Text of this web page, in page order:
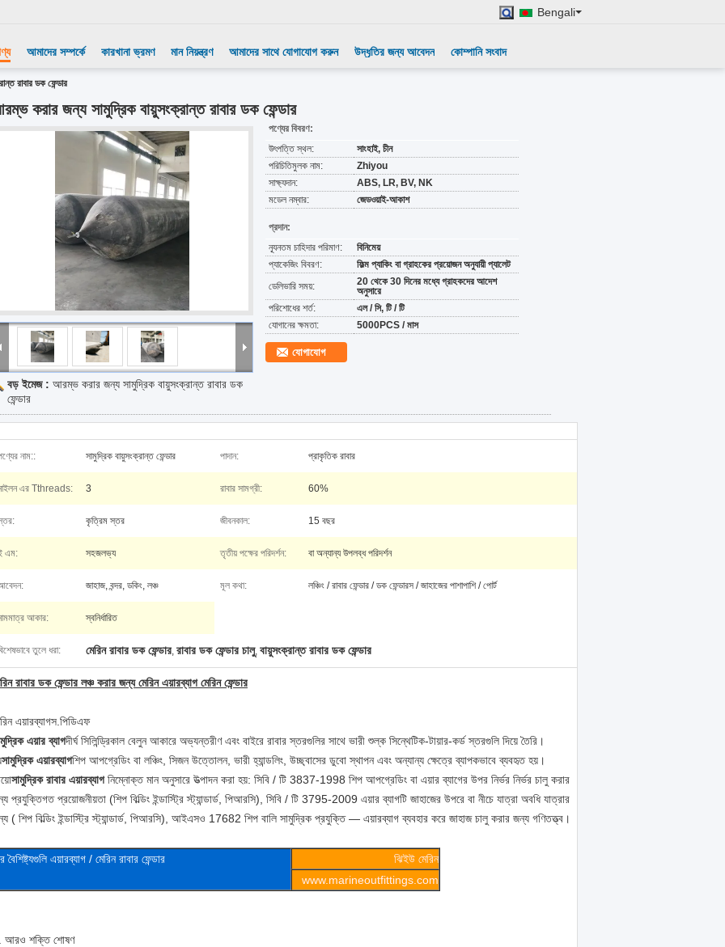
Bengali
আমাদের সম্পর্কে কারখানা ভ্রমণ মান নিয়ন্ত্রণ আমাদের সাথে যোগাযোগ করুন উদ্ধৃতির জন্য আবেদন কোম্পানি সংবাদ
রাবার ডক ফেন্ডার
করার জন্য সামুদ্রিক বায়ুসংক্রান্ত রাবার ডক ফেন্ডার
বড় ইমেজ : আরম্ভ করার জন্য সামুদ্রিক বায়ুসংক্রান্ত রাবার ডক
ফেন্ডার
পণ্যের বিবরণ:
উৎপত্তি স্থল:
সাংহাই, চীন
পরিচিতিমুলক নাম:
Zhiyou
সাক্ষ্যদান:
ABS, LR, BV, NK
মডেল নম্বার:
জেডওয়াই-আকাশ
প্রদান:
ন্যূনতম চাহিদার পরিমাণ:
বিনিমেয়
প্যাকেজিং বিবরণ:
ফিল্ম প্যাকিং বা গ্রাহকের প্রয়োজন অনুযায়ী প্যালেট
ডেলিভারি সময়:
20 থেকে 30 দিনের মধ্যে গ্রাহকদের আদেশ
অনুসারে
পরিশোধের শর্ত:
এল / সি, টি / টি
যোগানের ক্ষমতা:
5000PCS / মাস
যোগাযোগ
নাম:: সামুদ্রিক বায়ুসংক্রান্ত ফেন্ডার পাদান: প্রাকৃতিক রাবার
এর Tthreads: 3 রাবার সামগ্রী: 60%
কৃত্রিম স্তর জীবনকাল: 15 বছর
এম: সহজলভ্য তৃতীয় পক্ষের পরিদর্শন: বা অন্যান্য উপলব্ধ পরিদর্শন
জাহাজ, বন্দর, ডকিং, লঞ্চ মূল কথা: লঞ্চিং / রাবার ফেন্ডার / ডক ফেন্ডারস / জাহাজের পাশাপাশি / পোর্ট
আকার: স্বনির্ধারিত
তুলে ধরা: মেরিন রাবার ডক ফেন্ডার, রাবার ডক ফেন্ডার চালু, বায়ুসংক্রান্ত রাবার ডক ফেন্ডার
রাবার ডক ফেন্ডার লঞ্চ করার জন্য মেরিন এয়ারব্যাগ মেরিন ফেন্ডার
এয়ারব্যাগস.পিডিএফ
এয়ার ব্যাগদীর্ঘ সিলিন্ড্রিকাল বেলুন আকারে অভ্যন্তরীণ এবং বাইরে রাবার স্তরগুলির সাথে ভারী শুল্ক সিন্থেটিক-টায়ার-কর্ড স্তরগুলি দিয়ে তৈরি।
সামুদ্রিক এয়ারব্যাগশিপ আপগ্রেডিং বা লঞ্চিং, সিজন উত্তোলন, ভারী হ্যান্ডলিং, উচ্ছ্বাসের ডুবো স্থাপন এবং অন্যান্য ক্ষেত্রে ব্যাপকভাবে ব্যবহৃত হয়।
সামুদ্রিক রাবার এয়ারব্যাগনিম্নোক্ত মান অনুসারে উত্পাদন করা হয়: সিবি / টি 3837-1998 শিপ আপগ্রেডিং বা এয়ার ব্যাগের উপর নির্ভর নির্ভর চালু করার
প্রযুক্তিগত প্রয়োজনীয়তা (শিপ বিল্ডিং ইন্ডাস্ট্রি স্ট্যান্ডার্ড, পিআরসি), সিবি / টি 3795-2009 এয়ার ব্যাগটি জাহাজের উপরে বা নীচে যাত্রা অবধি যাত্রার
( শিপ বিল্ডিং ইন্ডাস্ট্রি স্ট্যান্ডার্ড, পিআরসি), আইএসও 17682 শিপ বালি সামুদ্রিক প্রযুক্তি — এয়ারব্যাগ ব্যবহার করে জাহাজ চালু করার জন্য গণিতত্ত্ব।
বৈশিষ্ট্যগুলি এয়ারব্যাগ / মেরিন রাবার ফেন্ডার
ঝিইউ মেরিন
www.marineoutfittings.com
আরও শক্তি শোষণ